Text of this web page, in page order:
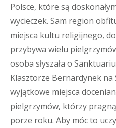
Polsce, które są
wycieczek. Sam region
miejsca kultu religijnego,
przybywa wielu
osoba słyszała o
Klasztorze Bernardynek na
wyjątkowe miejsca
pielgrzymów, którzy
porze roku. Aby móc to